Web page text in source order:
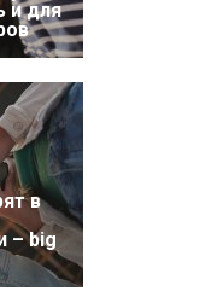
и для
в
– big